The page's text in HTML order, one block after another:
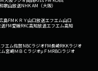
歌山放送NHK AM（大阪）
島FM ＫＲＹ山口放送エフエム山口
送FM愛媛RKC高知放送エフエム高知
エム佐賀NBCラジオFM長崎RKKラジオ
宮崎ＭＢＣラジオμＦＭRBCiラジオ